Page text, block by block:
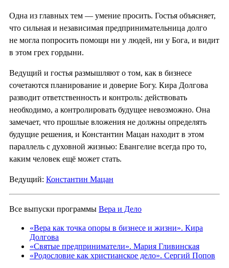
Одна из главных тем — умение просить. Гостья объясняет,
что сильная и независимая предпринимательница долго
не могла попросить помощи ни у людей, ни у Бога, и видит
в этом грех гордыни.
Ведущий и гостья размышляют о том, как в бизнесе
сочетаются планирование и доверие Богу. Кира Долгова
разводит ответственность и контроль: действовать
необходимо, а контролировать будущее невозможно. Она
замечает, что прошлые вложения не должны определять
будущие решения, и Константин Мацан находит в этом
параллель с духовной жизнью: Евангелие всегда про то,
каким человек ещё может стать.
Ведущий: Константин Мацан
Все выпуски программы Вера и Дело
«Вера как точка опоры в бизнесе и жизни». Кира
Долгова
«Святые предприниматели». Мария Гливинская
«Родословие как христианское дело». Сергий Попов